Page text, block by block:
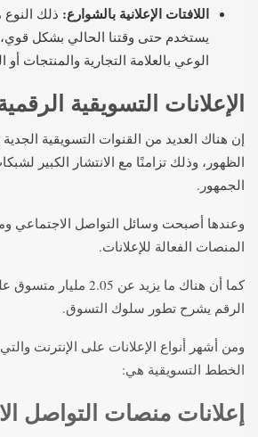
اللافتات الإعلانية بالشوارع: ذلك النوع
يستخدم حتى وقتنا الحالي بشكل
الوعي بالعلامة التجارية والمنتجات
الإعلانات التسويقية
إن هناك العديد من القنوات التسويقية
الظهور، وذلك تزامنًا مع الانتشار الكبير
الجمهور.
وعندها أصبحت وسائل التواصل الاجتماعي
المنصات الفعالة للإعلانات.
كما أن هناك ما يزيد عن
الرقم يشرح تطور سلوك التسوق.
ومن أشهر أنواع الإعلانات على الإنترنت
الخطط التسويقية هي:
إعلانات منصات التواصل